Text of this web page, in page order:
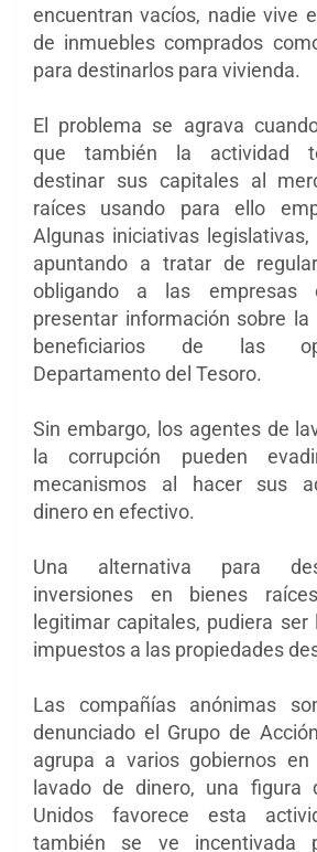
encuentran vacíos, nadie vive
de inmuebles comprados
para destinarlos para vivienda.
El problema se agrava
que también la actividad
destinar sus capitales al
raíces usando para ello
Algunas iniciativas
apuntando a tratar de
obligando a las empresas
presentar información sobre
beneficiarios de las
Departamento del Tesoro.
Sin embargo, los agentes de
la corrupción pueden
mecanismos al hacer sus
dinero en efectivo.
Una alternativa para
inversiones en bienes
legitimar capitales, pudiera ser
impuestos a las propiedades
Las compañías anónimas
denunciado el Grupo de
agrupa a varios gobiernos
lavado de dinero, una figura
Unidos favorece esta
también se ve incentivada